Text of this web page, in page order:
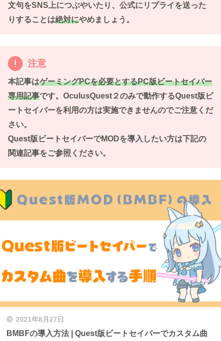
文句をSNS上につぶやいたり、公式にリプライを送った
りすることは絶対にやめましょう。
注意
本記事はゲーミングPCを必要とするPC版ビートセイバー
専用記事です。OculusQuest２のみで動作するQuest版ビ
ートセイバーを利用の方は実施できませんのでご注意くだ
さい。
Quest版ビートセイバーでMODを導入したい方は下記の
関連記事をご参照ください。
2021年8月27日
BMBFの導入方法 | Quest版ビートセイバーでカスタム曲